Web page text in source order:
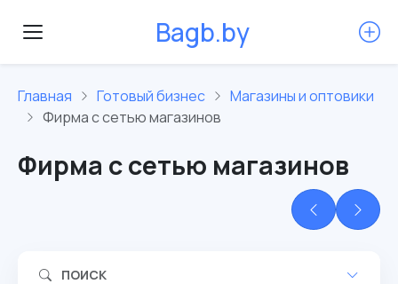
Bagb.by
Главная Готовый бизнес
Магазины и оптовики
Фирма с сетью магазинов
Фирма с сетью магазинов
ПОИСК